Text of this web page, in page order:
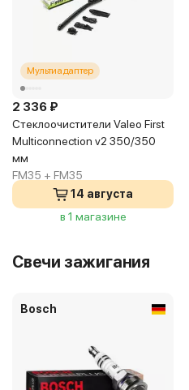
Мультиадаптер
2 336 ₽
Стеклоочистители Valeo First
Multiconnection v2 350/350
мм
FM35 + FM35
14 августа
в 1 магазине
Свечи зажигания
Bosch